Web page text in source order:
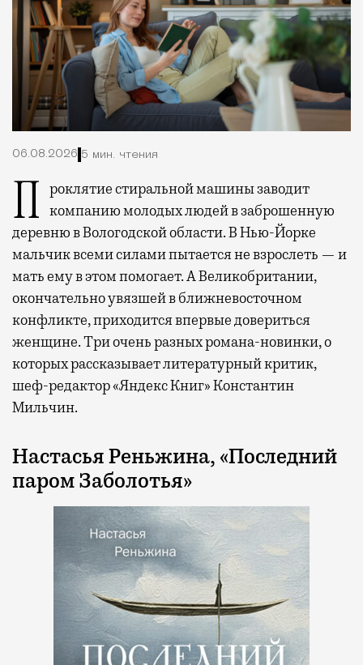
06.08.2026 5 мин. чтения
Проклятие стиральной машины заводит компанию молодых людей в заброшенную
деревню в Вологодской области. В Нью-Йорке
мальчик всеми силами пытается не взрослеть — и
мать ему в этом помогает. А Великобритании,
окончательно увязшей в ближневосточном
конфликте, приходится впервые довериться
женщине. Три очень разных романа-новинки, о
которых рассказывает литературный критик,
шеф-редактор «Яндекс Книг» Константин
Мильчин.
Настасья Реньжина, «Последний
паром Заболотья»